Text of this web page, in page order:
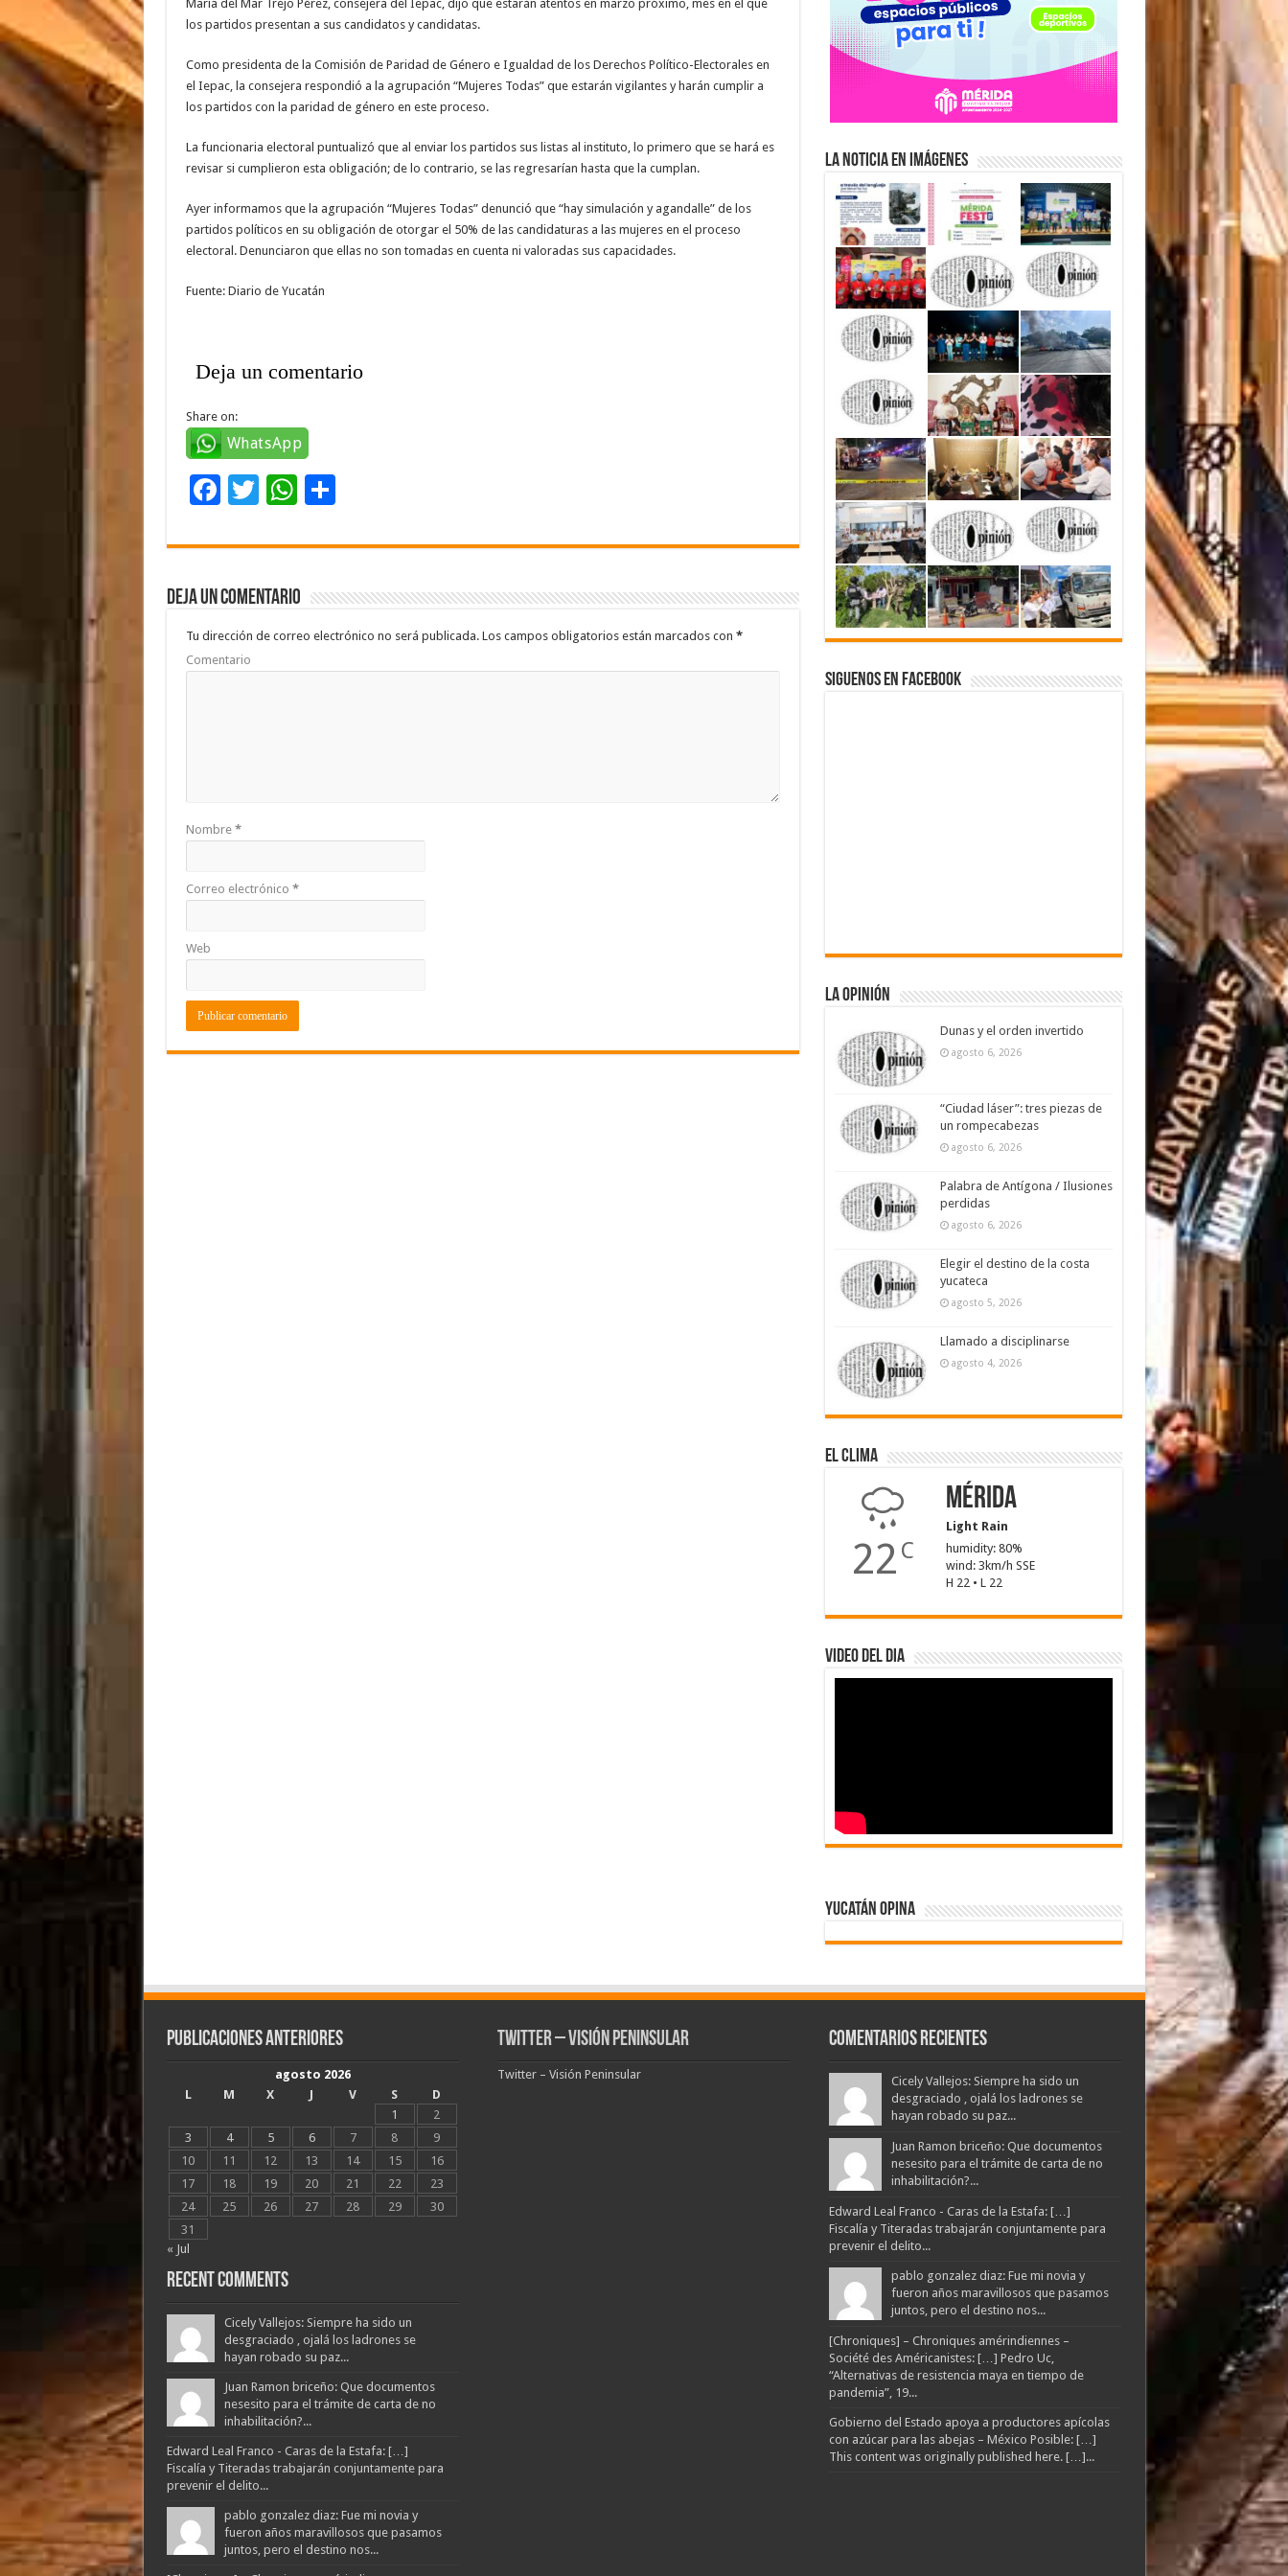
María del Mar Trejo Pérez, consejera del Iepac, dijo que estarán atentos en marzo próximo, mes en el que
los partidos presentan a sus candidatos y candidatas.
Como presidenta de la Comisión de Paridad de Género e Igualdad de los Derechos Político-Electorales en
el Iepac, la consejera respondió a la agrupación “Mujeres Todas” que estarán vigilantes y harán cumplir a
los partidos con la paridad de género en este proceso.
La funcionaria electoral puntualizó que al enviar los partidos sus listas al instituto, lo primero que se hará es
revisar si cumplieron esta obligación; de lo contrario, se las regresarían hasta que la cumplan.
Ayer informamos que la agrupación “Mujeres Todas” denunció que “hay simulación y agandalle” de los
partidos políticos en su obligación de otorgar el 50% de las candidaturas a las mujeres en el proceso
electoral. Denunciaron que ellas no son tomadas en cuenta ni valoradas sus capacidades.
Fuente: Diario de Yucatán
Deja un comentario
Share on:
WhatsApp
F
e
b
o
o
k
T
tt
er
W
at
sA
p
p
C
m
ar
ti
r
Deja un comentario
Tu dirección de correo electrónico no será publicada.Los campos obligatorios están marcados con *
Comentario
Nombre *
Correo electrónico *
Web
La Noticia en Imágenes
Siguenos en Facebook
La Opinión
Dunas y el orden invertido
agosto 6, 2026
“Ciudad láser”: tres piezas de
un rompecabezas
agosto 6, 2026
Palabra de Antígona / Ilusiones
perdidas
agosto 6, 2026
Elegir el destino de la costa
yucateca
agosto 5, 2026
Llamado a disciplinarse
agosto 4, 2026
El Clima
22 C
Mérida
Light Rain
humidity: 80%
wind: 3km/h SSE
H 22 • L 22
Video del dia
Yucatán Opina
Publicaciones Anteriores
agosto 2026
L
M X J V S
D
1
2
3
4 5 6 7 8
9
10
11 12 13 14 15
16
17
18 19 20 21 22
23
24
25 26 27 28 29
30
31
« Jul
Recent Comments
Cicely Vallejos: Siempre ha sido un
desgraciado , ojalá los ladrones se
hayan robado su paz...
Juan Ramon briceño: Que documentos
nesesito para el trámite de carta de no
inhabilitación?...
Edward Leal Franco - Caras de la Estafa: […]
Fiscalía y Titeradas trabajarán conjuntamente para
prevenir el delito...
pablo gonzalez diaz: Fue mi novia y
fueron años maravillosos que pasamos
juntos, pero el destino nos...
Twitter – Visión Peninsular
Twitter – Visión Peninsular
Comentarios Recientes
Cicely Vallejos: Siempre ha sido un
desgraciado , ojalá los ladrones se
hayan robado su paz...
Juan Ramon briceño: Que documentos
nesesito para el trámite de carta de no
inhabilitación?...
Edward Leal Franco - Caras de la Estafa: […]
Fiscalía y Titeradas trabajarán conjuntamente para
prevenir el delito...
pablo gonzalez diaz: Fue mi novia y
fueron años maravillosos que pasamos
juntos, pero el destino nos...
[Chroniques] – Chroniques amérindiennes –
Société des Américanistes: […] Pedro Uc,
“Alternativas de resistencia maya en tiempo de
pandemia”, 19...
Gobierno del Estado apoya a productores apícolas
con azúcar para las abejas – México Posible: […]
This content was originally published here. […]...